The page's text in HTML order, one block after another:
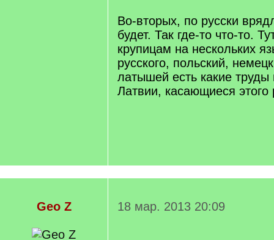
Во-вторых, по русски
будет. Так где-то что-то.
крупицам на нескольких
русского, польский,
латышей есть какие труды
Латвии, касающиеся этого
Geo Z 18 мар. 2013 20:09